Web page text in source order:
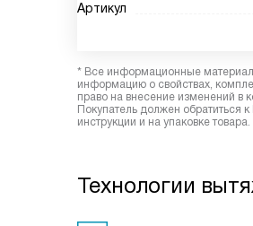
Артикул
* Все информационные
информацию о свойствах,
право на внесение изменений в
Покупатель должен обратиться
инструкции и на упаковке
Технологии